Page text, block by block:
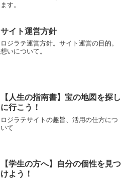
ます。
サイト運営方針
ロジラテ運営方針。サイト運営の目的。
想いについて。
【人生の指南書】宝の地図を探し
に行こう！
ロジラテサイトの趣旨、活用の仕方につ
いて
【学生の方へ】自分の個性を見つ
けよう！